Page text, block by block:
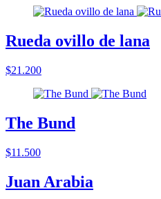
Rueda ovillo de lana
$21.200
The Bund
$11.500
Juan Arabia